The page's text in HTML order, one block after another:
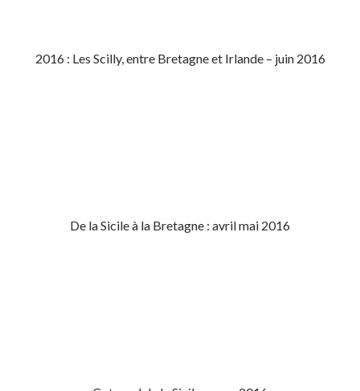
2016 : Les Scilly, entre Bretagne et Irlande – juin 2016
De la Sicile à la Bretagne : avril mai 2016